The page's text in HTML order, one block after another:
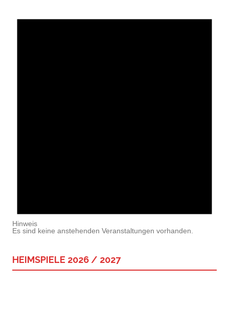
Hinweis
Es sind keine anstehenden Veranstaltungen vorhanden.
HEIMSPIELE 2026 / 2027